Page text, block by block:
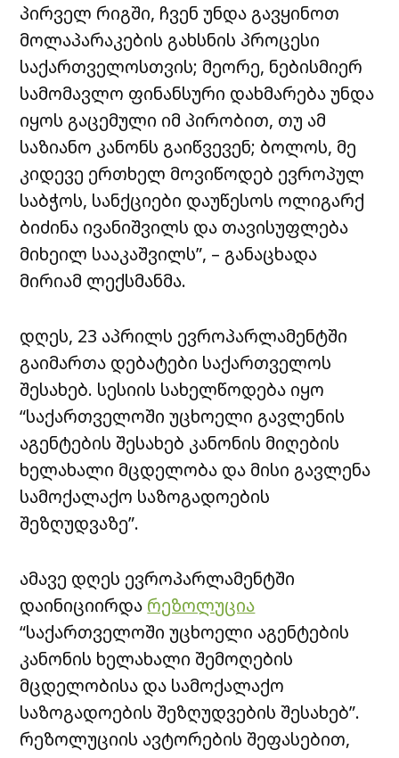
პირველ რიგში, ჩვენ უნდა გავყინოთ
მოლაპარაკების გახსნის პროცესი
საქართველოსთვის; მეორე, ნებისმიერ
სამომავლო ფინანსური დახმარება უნდა
იყოს გაცემული იმ პირობით, თუ ამ
საზიანო კანონს გაიწვევენ; ბოლოს, მე
კიდევე ერთხელ მოვიწოდებ ევროპულ
საბჭოს, სანქციები დაუწესოს ოლიგარქ
ბიძინა ივანიშვილს და თავისუფლება
მიხეილ სააკაშვილს”, – განაცხადა
მირიამ ლექსმანმა.
დღეს, 23 აპრილს ევროპარლამენტში
გაიმართა დებატები საქართველოს
შესახებ. სესიის სახელწოდება იყო
“საქართველოში უცხოელი გავლენის
აგენტების შესახებ კანონის მიღების
ხელახალი მცდელობა და მისი გავლენა
სამოქალაქო საზოგადოების
შეზღუდვაზე”.
ამავე დღეს ევროპარლამენტში
დაინიციირდა რეზოლუცია
“საქართველოში უცხოელი აგენტების
კანონის ხელახალი შემოღების
მცდელობისა და სამოქალაქო
საზოგადოების შეზღუდვების შესახებ”.
რეზოლუციის ავტორების შეფასებით,